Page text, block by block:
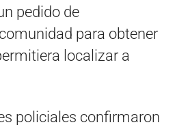
pedido de
para obtener
localizar a
policiales confirmaron